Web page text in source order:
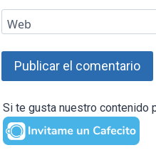
Web
Si te gusta nuestro contenido